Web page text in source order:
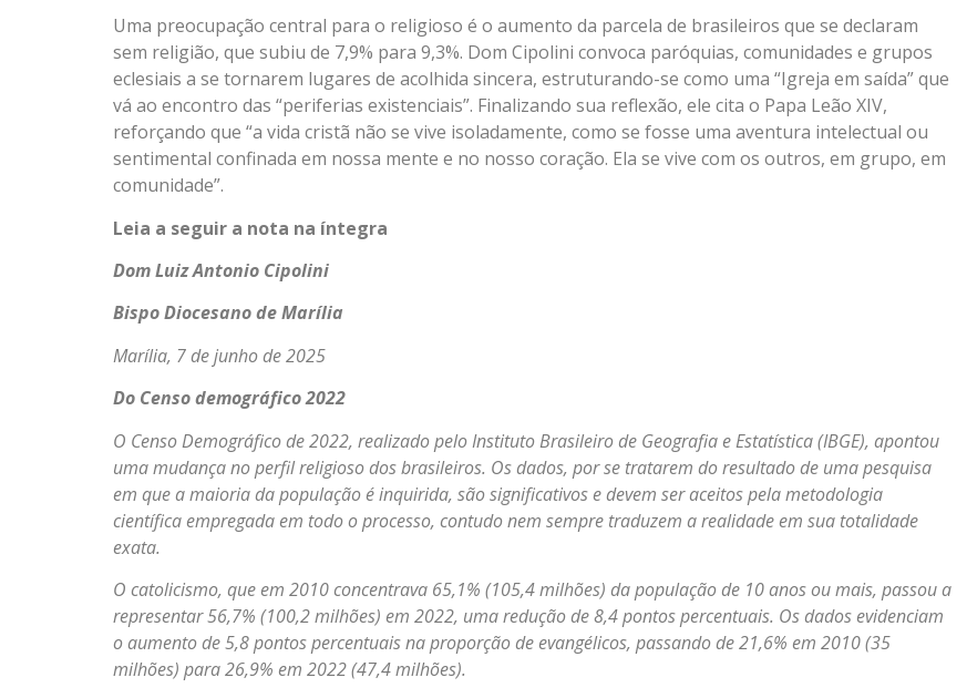
Uma preocupação central para o religioso é o aumento da parcela de brasileiros que se declaram
sem religião, que subiu de 7,9% para 9,3%. Dom Cipolini convoca paróquias, comunidades e grupos
eclesiais a se tornarem lugares de acolhida sincera, estruturando-se como uma “Igreja em saída” que
vá ao encontro das “periferias existenciais”. Finalizando sua reflexão, ele cita o Papa Leão XIV,
reforçando que “a vida cristã não se vive isoladamente, como se fosse uma aventura intelectual ou
sentimental confinada em nossa mente e no nosso coração. Ela se vive com os outros, em grupo, em
comunidade”.
Leia a seguir a nota na íntegra
Dom Luiz Antonio Cipolini
Bispo Diocesano de Marília
Marília, 7 de junho de 2025
Do Censo demográfico 2022
O Censo Demográfico de 2022, realizado pelo Instituto Brasileiro de Geografia e Estatística (IBGE), apontou
uma mudança no perfil religioso dos brasileiros. Os dados, por se tratarem do resultado de uma pesquisa
em que a maioria da população é inquirida, são significativos e devem ser aceitos pela metodologia
científica empregada em todo o processo, contudo nem sempre traduzem a realidade em sua totalidade
exata.
O catolicismo, que em 2010 concentrava 65,1% (105,4 milhões) da população de 10 anos ou mais, passou a
representar 56,7% (100,2 milhões) em 2022, uma redução de 8,4 pontos percentuais. Os dados evidenciam
o aumento de 5,8 pontos percentuais na proporção de evangélicos, passando de 21,6% em 2010 (35
milhões) para 26,9% em 2022 (47,4 milhões).